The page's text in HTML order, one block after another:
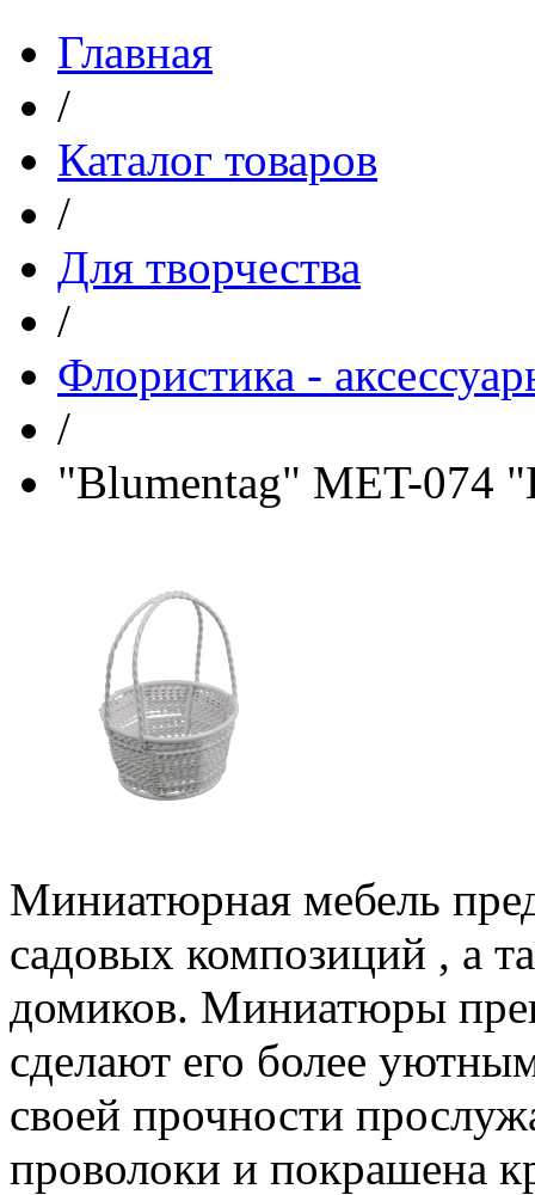
Главная
/
Каталог товаров
/
Для творчества
/
Флористика -
/
"Blumentag" MET-074
Миниатюрная мебель
садовых композиций , а
домиков. Миниатюры
сделают его более
своей прочности
проволоки и покрашена